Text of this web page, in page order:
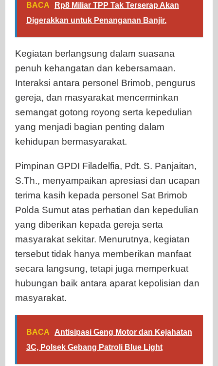
BACA
Rp8 Miliar TPP Tak Terserap Akan
Digerakkan untuk Penanganan Banjir.
Kegiatan berlangsung dalam suasana
penuh kehangatan dan kebersamaan.
Interaksi antara personel Brimob, pengurus
gereja, dan masyarakat mencerminkan
semangat gotong royong serta kepedulian
yang menjadi bagian penting dalam
kehidupan bermasyarakat.
Pimpinan GPDI Filadelfia, Pdt. S. Panjaitan,
S.Th., menyampaikan apresiasi dan ucapan
terima kasih kepada personel Sat Brimob
Polda Sumut atas perhatian dan kepedulian
yang diberikan kepada gereja serta
masyarakat sekitar. Menurutnya, kegiatan
tersebut tidak hanya memberikan manfaat
secara langsung, tetapi juga memperkuat
hubungan baik antara aparat kepolisian dan
masyarakat.
BACA
Antisipasi Geng Motor dan Kejahatan
3C, Polsek Gebang Patroli Blue Light